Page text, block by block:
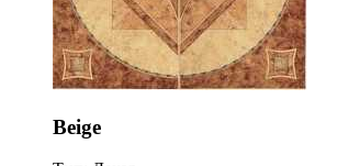
Beige